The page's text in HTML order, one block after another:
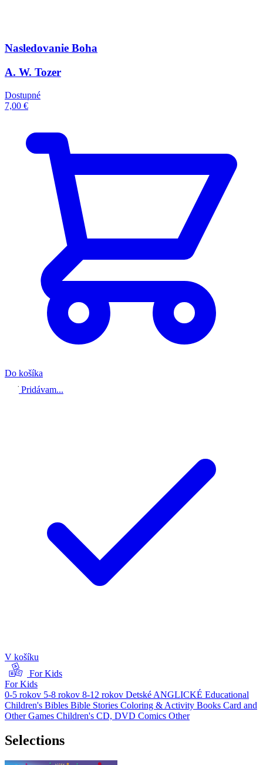
Nasledovanie Boha
A. W. Tozer
Dostupné
7,00 €
Do košíka
Pridávam...
V košíku
For Kids
For Kids
0-5 rokov 5-8 rokov 8-12 rokov Detské ANGLICKÉ Educational
Children's Bibles Bible Stories Coloring & Activity Books Card and
Other Games Children's CD, DVD Comics Other
Selections